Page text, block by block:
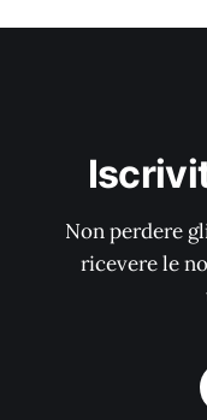
Non perdere
ricevere le